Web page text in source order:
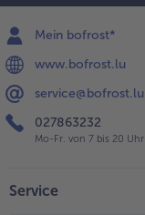
Mein bofrost*
www.bofrost.lu
service@bofrost.lu
027863232
Mo-Fr. von 7 bis 20 Uhr
Service